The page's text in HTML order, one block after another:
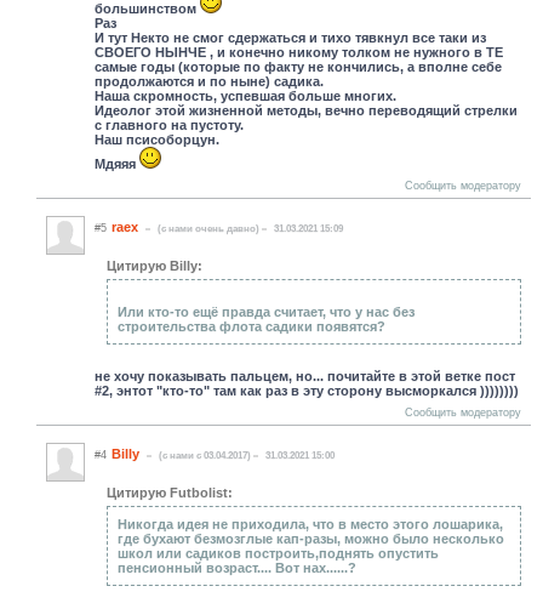
большинством
Раз
И тут Некто не смог сдержаться и тихо тявкнул все таки из
СВОЕГО НЫНЧЕ , и конечно никому толком не нужного в ТЕ
самые годы (которые по факту не кончились, а вполне себе
продолжаются и по ныне) садика.
Наша скромность, успевшая больше многих.
Идеолог этой жизненной методы, вечно переводящий стрелки
с главного на пустоту.
Наш псисоборцун.
Мдяяя
Сообщить модератору
#5 raex (c нами очень давно) 31.03.2021 15:09
Цитирую Billy:
Или кто-то ещё правда считает, что у нас без
строительства флота садики появятся?
не хочу показывать пальцем, но... почитайте в этой ветке пост
#2, энтот "кто-то" там как раз в эту сторону высморкался ))))))))
Сообщить модератору
#4 Billy (c нами с 03.04.2017) 31.03.2021 15:00
Цитирую Futbolist:
Никогда идея не приходила, что в место этого лошарика,
где бухают безмозглые кап-разы, можно было несколько
школ или садиков построить,поднять опустить
пенсионный возраст.... Вот нах......?